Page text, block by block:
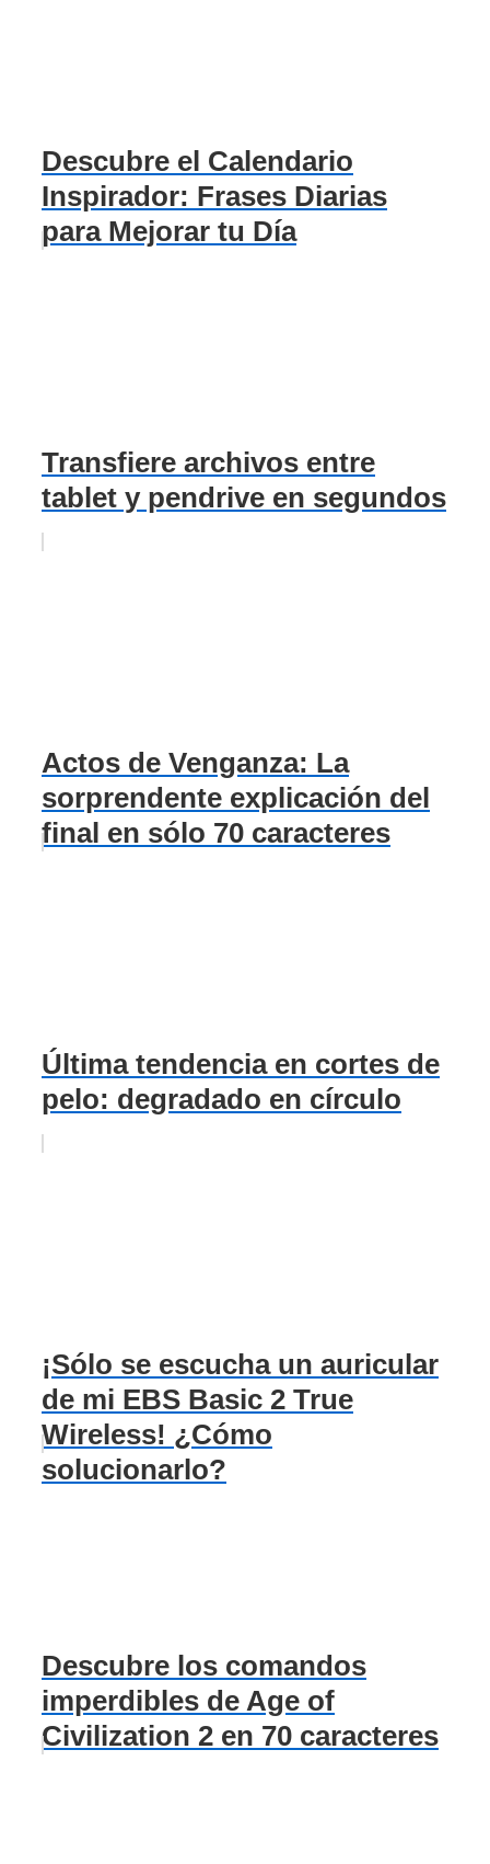
Descubre el Calendario
Inspirador: Frases Diarias
para Mejorar tu Día
Transfiere archivos entre
tablet y pendrive en segundos
Actos de Venganza: La
sorprendente explicación del
final en sólo 70 caracteres
Última tendencia en cortes de
pelo: degradado en círculo
¡Sólo se escucha un auricular
de mi EBS Basic 2 True
Wireless! ¿Cómo
solucionarlo?
Descubre los comandos
imperdibles de Age of
Civilization 2 en 70 caracteres